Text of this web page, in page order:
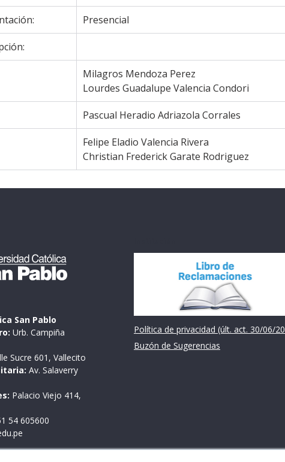
Presencial
Milagros Mendoza Perez
Lourdes Guadalupe Valencia Condori
Pascual Heradio Adriazola Corrales
Felipe Eladio Valencia Rivera
Christian Frederick Garate Rodriguez
San Pablo
Urb. Campiña
Sucre 601, Vallecito
Av. Salaverry
Palacio Viejo 414,
54 605600
Política de privacidad (últ. act. 30/06/
Buzón de Sugerencias